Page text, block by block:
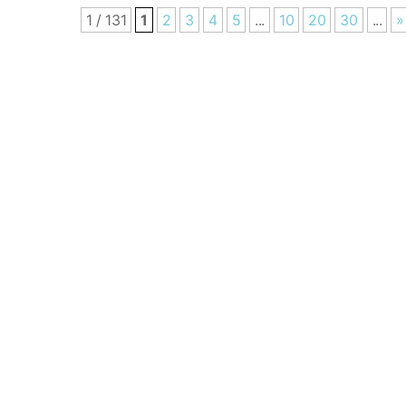
1 / 131 1 2 3 4 5 ... 10 20 30 ... »